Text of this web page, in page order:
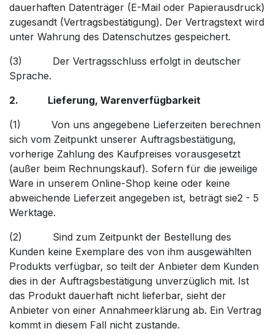
dauerhaften Datenträger (E-Mail oder Papierausdruck)
zugesandt (Vertragsbestätigung). Der Vertragstext wird
unter Wahrung des Datenschutzes gespeichert.
(3) Der Vertragsschluss erfolgt in deutscher
Sprache.
2. Lieferung, Warenverfügbarkeit
(1) Von uns angegebene Lieferzeiten berechnen
sich vom Zeitpunkt unserer Auftragsbestätigung,
vorherige Zahlung des Kaufpreises vorausgesetzt
(außer beim Rechnungskauf). Sofern für die jeweilige
Ware in unserem Online-Shop keine oder keine
abweichende Lieferzeit angegeben ist, beträgt sie2 - 5
Werktage.
(2) Sind zum Zeitpunkt der Bestellung des
Kunden keine Exemplare des von ihm ausgewählten
Produkts verfügbar, so teilt der Anbieter dem Kunden
dies in der Auftragsbestätigung unverzüglich mit. Ist
das Produkt dauerhaft nicht lieferbar, sieht der
Anbieter von einer Annahmeerklärung ab. Ein Vertrag
kommt in diesem Fall nicht zustande.